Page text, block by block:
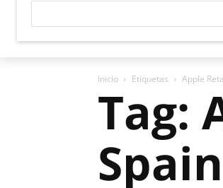
Inicio Etiquetas Apple
Tag:
Spain